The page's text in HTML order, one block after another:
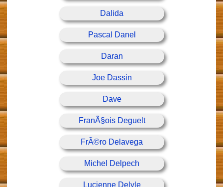
Dalida
Pascal Danel
Daran
Joe Dassin
Dave
FranÃ§ois Deguelt
FrÃ©ro Delavega
Michel Delpech
Lucienne Delyle